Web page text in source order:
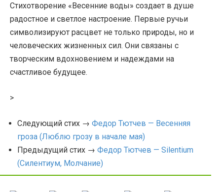
Стихотворение «Весенние воды» создает в душе
радостное и светлое настроение. Первые ручьи
символизируют расцвет не только природы, но и
человеческих жизненных сил. Они связаны с
творческим вдохновением и надеждами на
счастливое будущее.
>
Следующий стих → Федор Тютчев — Весенняя
гроза (Люблю грозу в начале мая)
Предыдущий стих → Федор Тютчев — Silentium
(Силентиум, Молчание)